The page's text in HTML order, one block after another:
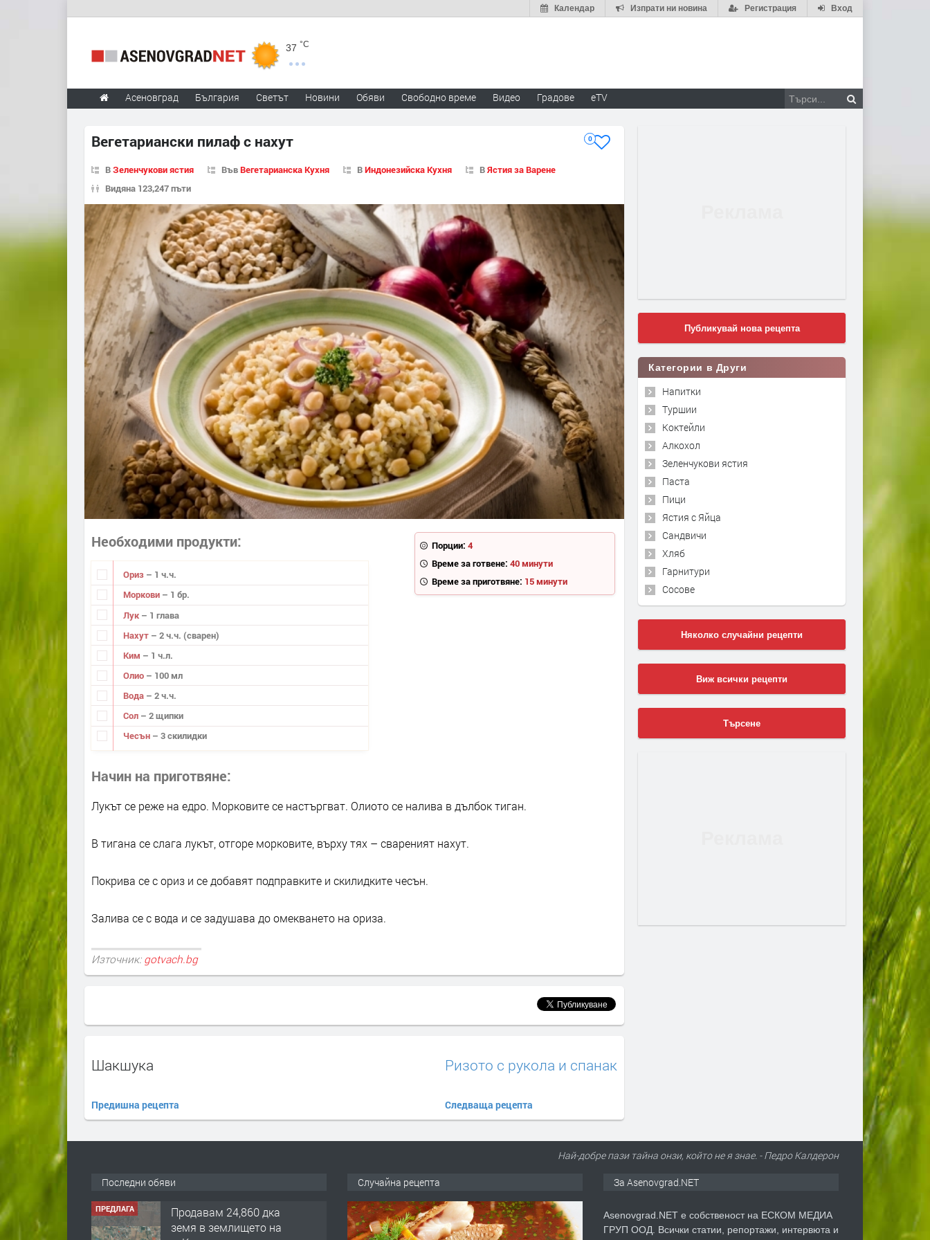
Вход
Регистрация
Изпрати ни новина
Календар
37 °C
Асеновград България Светът Новини Обяви Свободно време Видео Градове eTV
Вегетариански пилаф с нахут 0
ВЗеленчукови ястия ВъвВегетарианска Кухня ВИндонезийска Кухня ВЯстия за Варене
Видяна 123,247 пъти
Порции: 4
Време за готвене: 40 минути
Време за приготвяне: 15 минути
Необходими продукти
Ориз – 1 ч.ч.
Моркови – 1 бр.
Лук – 1 глава
Нахут – 2 ч.ч. (сварен)
Ким – 1 ч.л.
Олио – 100 мл
Вода – 2 ч.ч.
Сол – 2 щипки
Чесън – 3 скилидки
Начин на приготвяне
Лукът се реже на едро. Морковите се настъргват. Олиото се налива в дълбок тиган.
В тигана се слага лукът, отгоре морковите, върху тях – свареният нахут.
Покрива се с ориз и се добавят подправките и скилидките чесън.
Залива се с вода и се задушава до омекването на ориза.
Източник: gotvach.bg
Шакшука
Предишна рецепта
Ризото с рукола и спанак
Следваща рецепта
Публикувай нова рецепта
Категории в Други
Напитки
Туршии
Коктейли
Алкохол
Зеленчукови ястия
Паста
Пици
Ястия с Яйца
Сандвичи
Хляб
Гарнитури
Сосове
Няколко случайни рецепти
Виж всички рецепти
Търсене
Най-добре пази тайна онзи, който не я знае. - Педро Калдерон
Последни обяви
ПРЕДЛАГА
земя в землището на
с. Крислово
Случайна рецепта За Asenovgrad.NET
Asenovgrad.NET е собственост на ЕСКОМ МЕДИА
ГРУП ООД. Всички статии, репортажи, интервюта и